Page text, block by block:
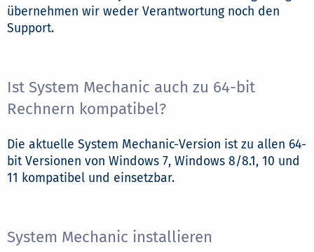
übernehmen wir weder Verantwortung noch den
Support.
Ist System Mechanic auch zu 64-bit
Rechnern kompatibel?
Die aktuelle System Mechanic-Version ist zu allen 64-
bit Versionen von Windows 7, Windows 8/8.1, 10 und
11 kompatibel und einsetzbar.
System Mechanic installieren